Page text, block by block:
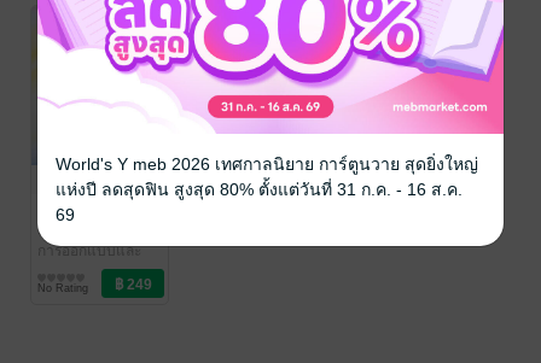
ดิน ชุ่ม อุ่น ไอ
ธนชาติ กองพาลี
การออกแบบและ
สร้างสรรค์
No Rating
World's Y meb 2026 เทศกาลนิยาย การ์ตูนวาย สุดยิ่งใหญ่
แห่งปี ลดสุดฟิน สูงสุด 80% ตั้งแต่วันที่ 31 ก.ค. - 16 ส.ค.
69